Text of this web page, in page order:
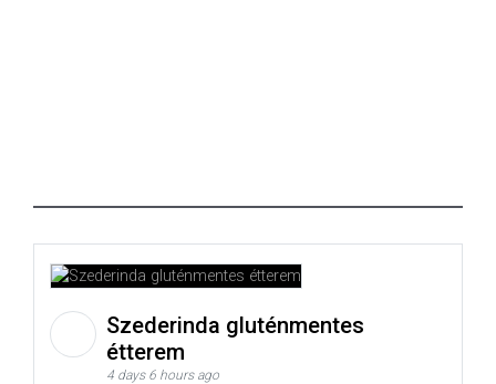
Szederinda gluténmentes
étterem
4 days 6 hours ago